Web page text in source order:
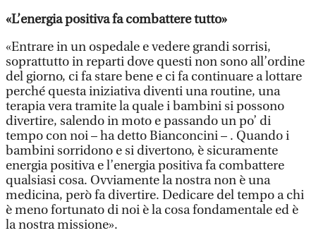
«L’energia positiva fa combattere tutto»
«Entrare in un ospedale e vedere grandi sorrisi,
soprattutto in reparti dove questi non sono all’ordine
del giorno, ci fa stare bene e ci fa continuare a lottare
perché questa iniziativa diventi una routine, una
terapia vera tramite la quale i bambini si possono
divertire, salendo in moto e passando un po’ di
tempo con noi – ha detto Bianconcini – . Quando i
bambini sorridono e si divertono, è sicuramente
energia positiva e l’energia positiva fa combattere
qualsiasi cosa. Ovviamente la nostra non è una
medicina, però fa divertire. Dedicare del tempo a chi
è meno fortunato di noi è la cosa fondamentale ed è
la nostra missione».